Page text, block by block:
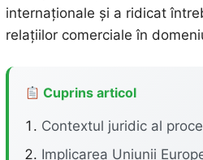
internaționale și a ridicat
relațiilor comerciale în
Cuprins articol
Contextul juridic al
Implicarea Uniunii